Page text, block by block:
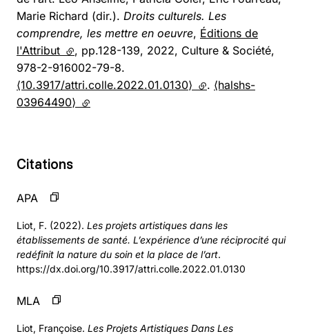
Marie Richard (dir.). Droits culturels. Les
comprendre, les mettre en oeuvre, Éditions de
l'Attribut (lien externe)
, pp.128-139, 2022, Culture & Société,
978-2-916002-79-8.
⟨10.3917/attri.colle.2022.01.0130⟩ (lien externe)
. ⟨halshs-
03964490⟩ (lien externe)
Citations
APA
Liot, F. (2022). Les projets artistiques dans les
établissements de santé. L’expérience d’une réciprocité qui
redéfinit la nature du soin et la place de l’art.
https://dx.doi.org/10.3917/attri.colle.2022.01.0130
MLA
Liot, Françoise. Les Projets Artistiques Dans Les